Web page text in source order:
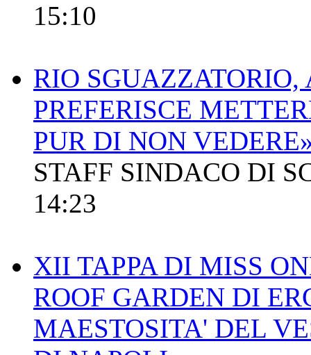
15:10
RIO
PREFERISCE
PUR DI NON
STAFF SINDACO DI
14:23
XII TAPPA DI MISS
ROOF GARDEN DI
MAESTOSITA' DEL